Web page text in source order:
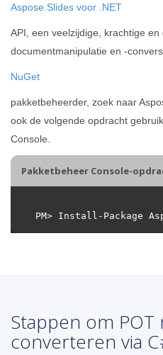
Aspose.Slides voor .NET
API, een veelzijdige, krachtige
documentmanipulatie en -
NuGet
pakketbeheerder, zoek naar
ook de volgende opdracht
Console.
Pakketbeheer Console-
Stappen om POT
converteren via